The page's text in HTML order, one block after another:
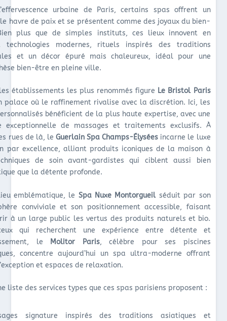
urbaine de Paris, certains spas offrent un
havre de paix et se présentent comme des joyaux du bien-
plus que de simples instituts, ces lieux innovent en
technologies modernes, rituels inspirés des traditions
et un décor épuré mais chaleureux, idéal pour une
bien-être en pleine ville.
établissements les plus renommés figure Le Bristol Paris
palace où le raffinement rivalise avec la discrétion. Ici, les
bénéficient de la plus haute expertise, avec une
exceptionnelle de massages et traitements exclusifs. À
rues de là, le Guerlain Spa Champs-Élysées incarne le luxe
par excellence, alliant produits iconiques de la maison à
de soin avant-gardistes qui ciblent aussi bien
que la détente profonde.
emblématique, le Spa Nuxe Montorgueilséduit par son
conviviale et son positionnement accessible, faisant
à un large public les vertus des produits naturels et bio.
qui recherchent une expérience entre détente et
le
Molitor Paris, célèbre pour ses piscines
concentre aujourd’hui un spa ultra-moderne offrant
et espaces de relaxation.
liste des services types que ces spas parisiens proposent :
signature inspirés des traditions asiatiques et